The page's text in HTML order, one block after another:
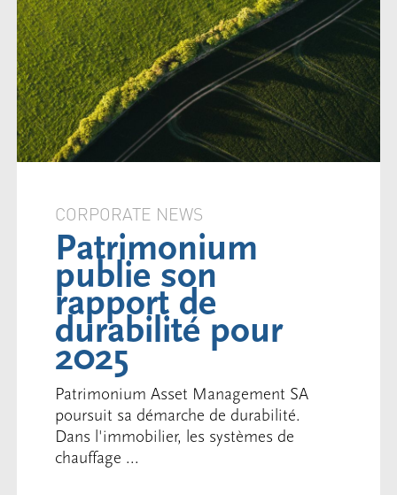
CORPORATE NEWS
Patrimonium
publie son
rapport de
durabilité pour
2025
Patrimonium Asset Management SA
poursuit sa démarche de durabilité.
Dans l'immobilier, les systèmes de
chauffage ...